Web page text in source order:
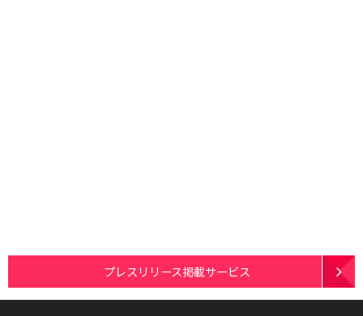
プレスリリース掲載サービス